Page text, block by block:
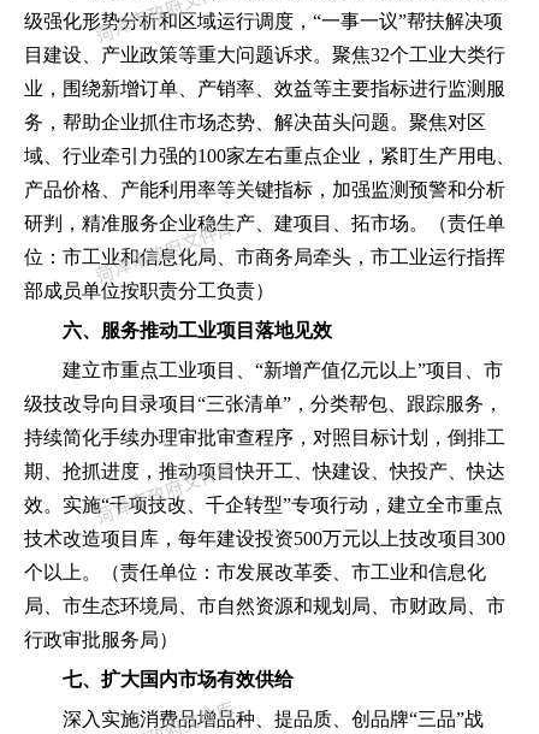
级强化形势分析和区域运行调度 ， “一事一议”帮扶解决项
目建设、产业政策等重大问题诉求。聚焦32个工业大类行
业 ， 围绕新增订单、产销率、效益等主要指标进行监测服
务 ， 帮助企业抓住市场态势、解决苗头问题。聚焦对区
域、行业牵引力强的100家左右重点企业 ， 紧盯生产用电、
产品价格、产能利用率等关键指标 ， 加强监测预警和分析
研判
， 精准服务企业稳生产、建项目、拓市场。 （责任单
位 ： 市工业和信息化局、市商务局牵头 ， 市工业运行指挥
部成员单位按职责分工负责）
六、服务推动工业项目落地见效
建立市重点工业项目、 “新增产值亿元以上”项目、市
级技改导向目录项目 “三张清单”， 分类帮包、跟踪服务 ，
持续简化手续办理审批审查程序 ， 对照目标计划 ， 倒排工
期、抢抓进度 ， 推动项目快开工、快建设、快投产、快达
效。实施“千项技改、千企转型”专项行动 ， 建立全市重点
技术改造项目库 ， 每年建设投资500万元以上技改项目300
个以上。
（责任单位 ： 市发展改革委、市工业和信息化
局、市生态环境局、市自然资源和规划局、市财政局、市
行政审批服务局）
七、扩大国内市场有效供给
深入实施消费品增品种、提品质、创品牌“三品”战